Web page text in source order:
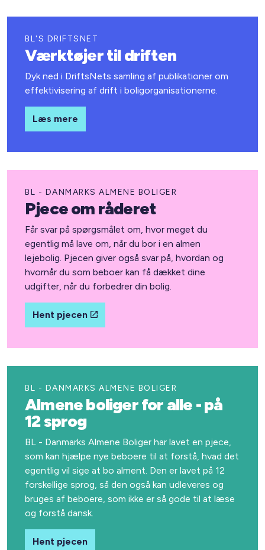
BL'S DRIFTSNET
Værktøjer til driften
Dyk ned i DriftsNets samling af publikationer om
effektivisering af drift i boligorganisationerne.
Læs mere
BL - DANMARKS ALMENE BOLIGER
Pjece om råderet
Får svar på spørgsmålet om, hvor meget du
egentlig må lave om, når du bor i en almen
lejebolig. Pjecen giver også svar på, hvordan og
hvornår du som beboer kan få dækket dine
udgifter, når du forbedrer din bolig.
Hent pjecen
BL - DANMARKS ALMENE BOLIGER
Almene boliger for alle - på
12 sprog
BL - Danmarks Almene Boliger har lavet en pjece,
som kan hjælpe nye beboere til at forstå, hvad det
egentlig vil sige at bo alment. Den er lavet på 12
forskellige sprog, så den også kan udleveres og
bruges af beboere, som ikke er så gode til at læse
og forstå dansk.
Hent pjecen